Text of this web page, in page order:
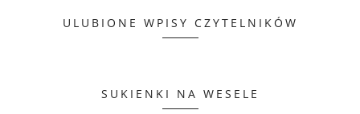
ULUBIONE WPISY CZYTELNIKÓW
SUKIENKI NA WESELE